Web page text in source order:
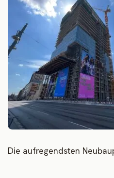
Die aufregendsten